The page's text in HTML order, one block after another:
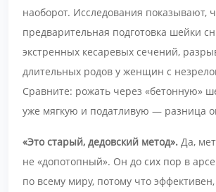
наоборот. Исследования показывают,
предварительная подготовка шейки
экстренных кесаревых сечений,
длительных родов у женщин с
Сравните: рожать через «бетонную»
уже мягкую и податливую — разница
«Это старый, дедовский метод». Да,
не «допотопный». Он до сих пор в
по всему миру, потому что